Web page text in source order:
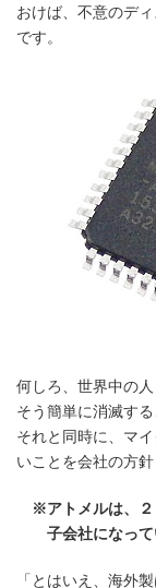
おけば、不意のデ
です。
何しろ、世界中の
そう簡単に消滅する
それと同時に、マ
いことを会社の方針
※アトメルは、２
子会社になって
「とはいえ、海外